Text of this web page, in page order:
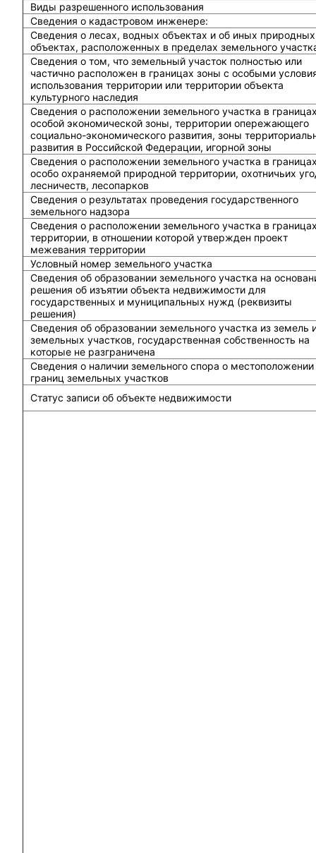
Виды разрешенного использования
Сведения о кадастровом инженере:
Cведения о лесах, водных объектах и об иных природных
объектах, расположенных в пределах земельного
Сведения о том, что земельный участок полностью или
частично расположен в границах зоны с особыми
использования территории или территории объекта
культурного наследия
Сведения о расположении земельного участка в
особой экономической зоны, территории опережающего
социально-экономического развития, зоны
развития в Российской Федерации, игорной зоны
Сведения о расположении земельного участка в
особо охраняемой природной территории, охотничьих
лесничеств, лесопарков
Сведения о результатах проведения государственного
земельного надзора
Сведения о расположении земельного участка в
территории, в отношении которой утвержден проект
межевания территории
Условный номер земельного участка
Сведения об образовании земельного участка на
решения об изъятии объекта недвижимости для
государственных и муниципальных нужд (реквизиты
решения)
Сведения об образовании земельного участка из земель
земельных участков, государственная собственность на
которые не разграничена
Сведения о наличии земельного спора о местоположении
границ земельных участков
Статус записи об объекте недвижимости